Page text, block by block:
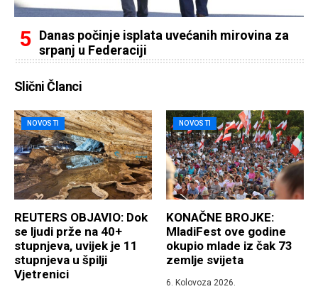
Danas počinje isplata uvećanih mirovina za
srpanj u Federaciji
Slični Članci
NOVOSTI
REUTERS OBJAVIO: Dok
se ljudi prže na 40+
stupnjeva, uvijek je 11
stupnjeva u špilji
Vjetrenici
NOVOSTI
KONAČNE BROJKE:
MladiFest ove godine
okupio mlade iz čak 73
zemlje svijeta
6. Kolovoza 2026.